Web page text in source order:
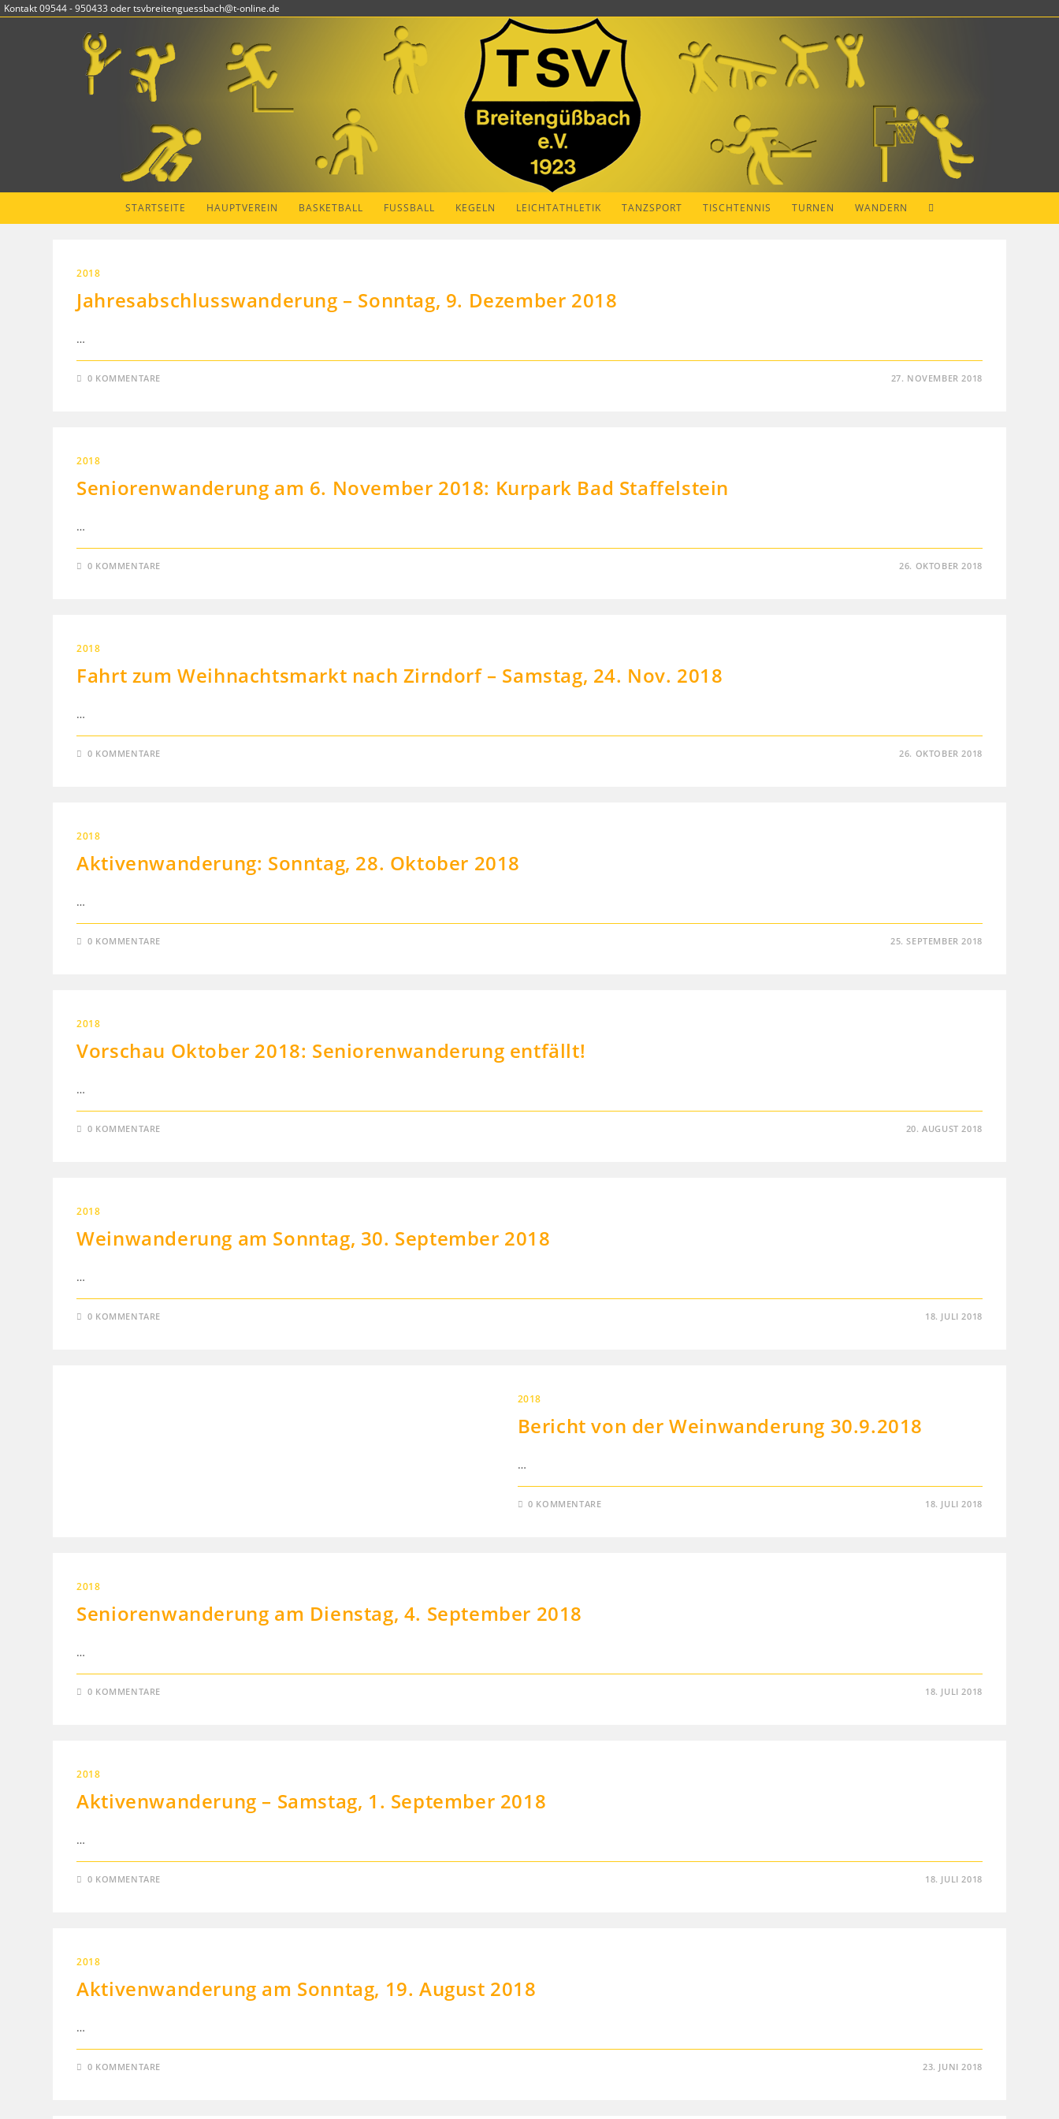
Zum
Kontakt 09544 - 950433 oder tsvbreitenguessbach@t-online.de
STARTSEITE HAUPTVEREIN BASKETBALL FUSSBALL KEGELN LEICHTATHLETIK TANZSPORT TISCHTENNIS TURNEN WANDERN WEBSITE-
2018
Jahresabschlusswanderung – Sonntag, 9. Dezember 2018
…
0 KOMMENTARE 27. NOVEMBER 2018
2018
Seniorenwanderung am 6. November 2018: Kurpark Bad Staffelstein
…
0 KOMMENTARE 26. OKTOBER 2018
2018
Fahrt zum Weihnachtsmarkt nach Zirndorf – Samstag, 24. Nov. 2018
…
0 KOMMENTARE 26. OKTOBER 2018
2018
Aktivenwanderung: Sonntag, 28. Oktober 2018
…
0 KOMMENTARE 25. SEPTEMBER 2018
2018
Vorschau Oktober 2018: Seniorenwanderung entfällt!
…
0 KOMMENTARE 20. AUGUST 2018
2018
Weinwanderung am Sonntag, 30. September 2018
…
0 KOMMENTARE 18. JULI 2018
2018
Bericht von der Weinwanderung 30.9.2018
…
0 KOMMENTARE 18. JULI 2018
2018
Seniorenwanderung am Dienstag, 4. September 2018
…
0 KOMMENTARE 18. JULI 2018
2018
Aktivenwanderung – Samstag, 1. September 2018
…
0 KOMMENTARE 18. JULI 2018
2018
Aktivenwanderung am Sonntag, 19. August 2018
…
0 KOMMENTARE 23. JUNI 2018